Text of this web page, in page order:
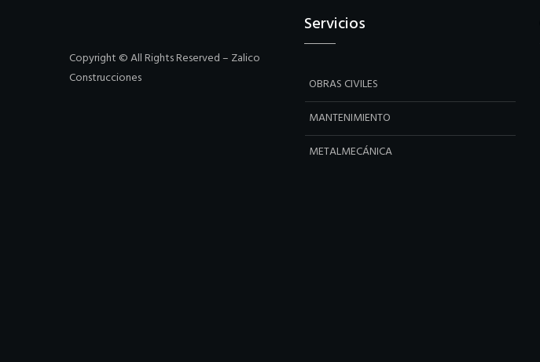
Copyright © All Rights Reserved – Zalico
Construcciones
Servicios
OBRAS CIVILES
MANTENIMIENTO
METALMECÁNICA